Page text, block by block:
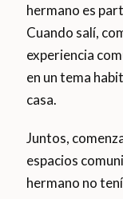
hermano es
Cuando salí,
experiencia
en un tema
casa.
Juntos,
espacios
hermano no